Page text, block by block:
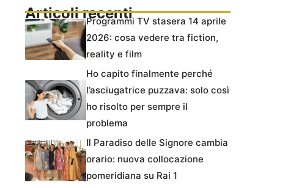
Articoli recentiProgrammi TV stasera 14 aprile
2026: cosa vedere tra fiction,
reality e film
Ho capito finalmente perché
l’asciugatrice puzzava: solo così
ho risolto per sempre il
problema
Il Paradiso delle Signore cambia
orario: nuova collocazione
pomeridiana su Rai 1